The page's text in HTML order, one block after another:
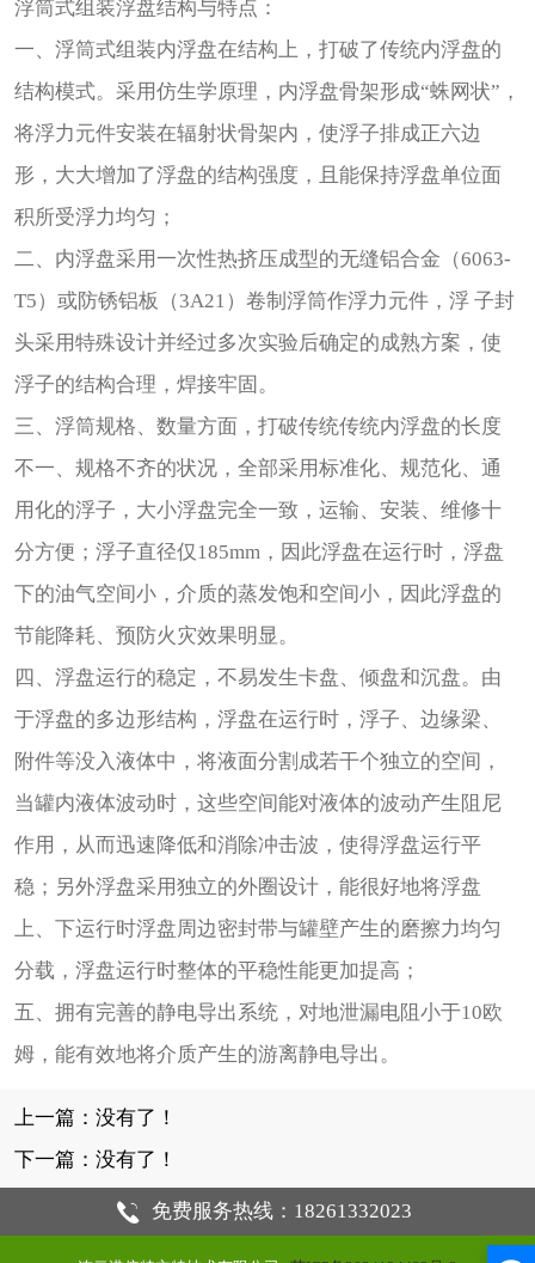
浮筒式组装浮盘结构与特点：
一、浮筒式组装内浮盘在结构上，打破了传统内浮盘的
结构模式。采用仿生学原理，内浮盘骨架形成“蛛网状”，
将浮力元件安装在辐射状骨架内，使浮子排成正六边
形，大大增加了浮盘的结构强度，且能保持浮盘单位面
积所受浮力均匀；
二、内浮盘采用一次性热挤压成型的无缝铝合金（6063-
T5）或防锈铝板（3A21）卷制浮筒作浮力元件，浮 子封
头采用特殊设计并经过多次实验后确定的成熟方案，使
浮子的结构合理，焊接牢固。
三、浮筒规格、数量方面，打破传统传统内浮盘的长度
不一、规格不齐的状况，全部采用标准化、规范化、通
用化的浮子，大小浮盘完全一致，运输、安装、维修十
分方便；浮子直径仅185mm，因此浮盘在运行时，浮盘
下的油气空间小，介质的蒸发饱和空间小，因此浮盘的
节能降耗、预防火灾效果明显。
四、浮盘运行的稳定，不易发生卡盘、倾盘和沉盘。由
于浮盘的多边形结构，浮盘在运行时，浮子、边缘梁、
附件等没入液体中，将液面分割成若干个独立的空间，
当罐内液体波动时，这些空间能对液体的波动产生阻尼
作用，从而迅速降低和消除冲击波，使得浮盘运行平
稳；另外浮盘采用独立的外圈设计，能很好地将浮盘
上、下运行时浮盘周边密封带与罐壁产生的磨擦力均匀
分载，浮盘运行时整体的平稳性能更加提高；
五、拥有完善的静电导出系统，对地泄漏电阻小于10欧
姆，能有效地将介质产生的游离静电导出。
上一篇：没有了！
下一篇：没有了！
免费服务热线：18261332023